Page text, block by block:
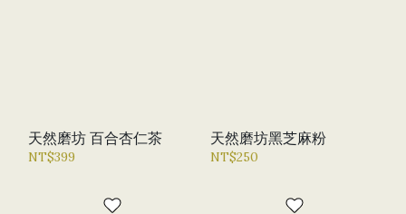
天然磨坊 百合杏仁茶
NT$399
天然磨坊黑芝麻粉
NT$250